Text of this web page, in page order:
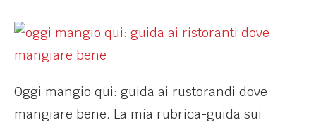
Oggi mangio qui: guida ai rustorandi dove
mangiare bene. La mia rubrica-guida sui